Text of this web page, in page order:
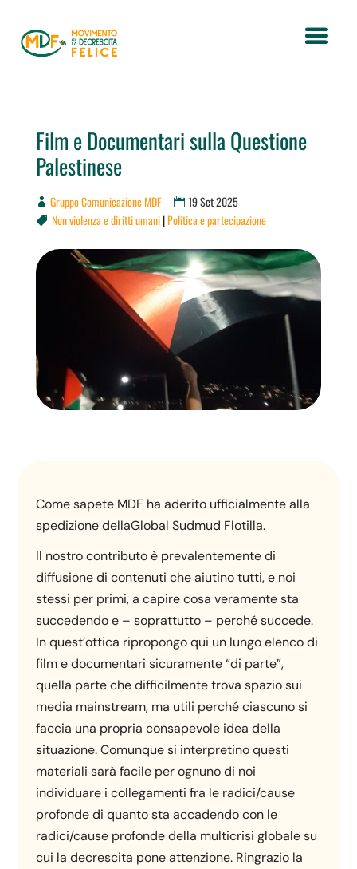
Film e Documentari sulla Questione
Palestinese
Gruppo Comunicazione MDF 19 Set 2025
 Non violenza e diritti umani|Politica e partecipazione
Come sapete MDF ha aderito ufficialmente alla
spedizione dellaGlobal Sudmud Flotilla.
Il nostro contributo è prevalentemente di
diffusione di contenuti che aiutino tutti, e noi
stessi per primi, a capire cosa veramente sta
succedendo e – soprattutto – perché succede.
In quest’ottica ripropongo qui un lungo elenco di
film e documentari sicuramente “di parte”,
quella parte che difficilmente trova spazio sui
media mainstream, ma utili perché ciascuno si
faccia una propria consapevole idea della
situazione. Comunque si interpretino questi
materiali sarà facile per ognuno di noi
individuare i collegamenti fra le radici/cause
profonde di quanto sta accadendo con le
radici/cause profonde della multicrisi globale su
cui la decrescita pone attenzione. Ringrazio la